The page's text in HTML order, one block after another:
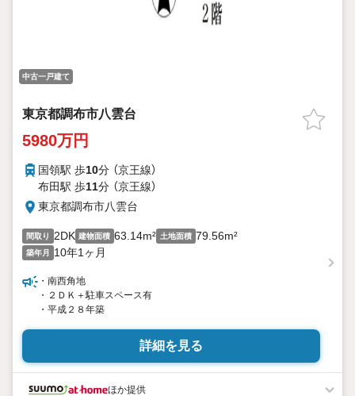
中古一戸建て
東京都調布市八雲台
5980万円
国領駅 歩10分 （京王線）
布田駅 歩11分 （京王線）
東京都調布市八雲台
間取り 2DK 建物面積 63.14m² 土地面積 79.56m²
築年月 10年1ヶ月
・南西角地
・２ＤＫ＋駐車スペース有
・平成２８年築
詳細を見る
ほか提供